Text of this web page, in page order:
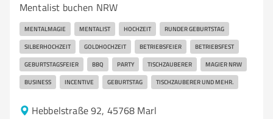
Mentalist buchen NRW
MENTALMAGIE MENTALIST HOCHZEIT RUNDER GEBURTSTAG
SILBERHOCHZEIT GOLDHOCHZEIT BETRIEBSFEIER BETRIEBSFEST
GEBURTSTAGSFEIER BBQ PARTY TISCHZAUBERER MAGIER NRW
BUSINESS INCENTIVE GEBURTSTAG TISCHZAUBERER UND MEHR.
Hebbelstraße 92, 45768 Marl